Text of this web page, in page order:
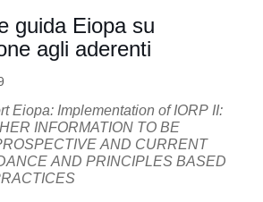
guida Eiopa su
agli aderenti
Eiopa: Implementation of IORP II:
INFORMATION TO BE
AND CURRENT
AND PRINCIPLES BASED